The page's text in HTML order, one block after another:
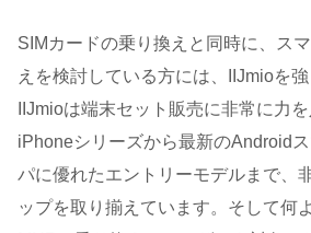
SIMカードの乗り換えと同時に、ス
えを検討している方には、IIJmioを強
IIJmioは端末セット販売に非常に力
iPhoneシリーズから最新のAndroid
パに優れたエントリーモデルまで、
ップを取り揃えています。そして何